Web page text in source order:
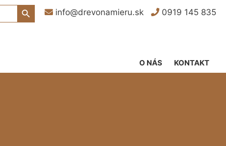
info@drevonamieru.sk 0919 145 835
Search Button
KONTAKT
O NÁS